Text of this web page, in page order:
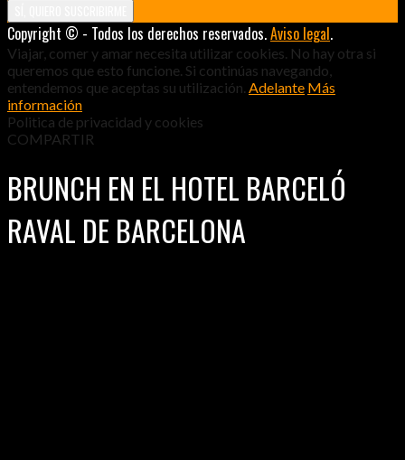
Copyright © - Todos los derechos reservados.Aviso legal.
Viajar, comer y amar necesita utilizar cookies. No hay otra si
queremos que esto funcione. Si continúas navegando,
entendemos que aceptas su utilización. Adelante Más
información
Politica de privacidad y cookies
COMPARTIR
BRUNCH EN EL HOTEL BARCELÓ
RAVAL DE BARCELONA